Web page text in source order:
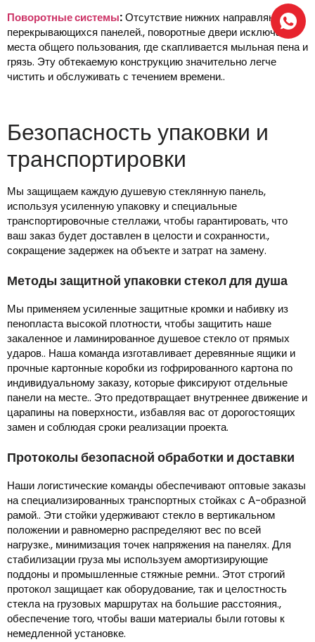
Поворотные системы:Отсутствие нижних направляющих и
перекрывающихся панелей., поворотные двери исключают
места общего пользования, где скапливается мыльная пена и
грязь. Эту обтекаемую конструкцию значительно легче
чистить и обслуживать с течением времени..
Безопасность упаковки и
транспортировки
Мы защищаем каждую душевую стеклянную панель,
используя усиленную упаковку и специальные
транспортировочные стеллажи, чтобы гарантировать, что
ваш заказ будет доставлен в целости и сохранности.,
сокращение задержек на объекте и затрат на замену.
Методы защитной упаковки стекол для душа
Мы применяем усиленные защитные кромки и набивку из
пенопласта высокой плотности, чтобы защитить наше
закаленное и ламинированное душевое стекло от прямых
ударов.. Наша команда изготавливает деревянные ящики и
прочные картонные коробки из гофрированного картона по
индивидуальному заказу, которые фиксируют отдельные
панели на месте.. Это предотвращает внутреннее движение и
царапины на поверхности., избавляя вас от дорогостоящих
замен и соблюдая сроки реализации проекта.
Протоколы безопасной обработки и доставки
Наши логистические команды обеспечивают оптовые заказы
на специализированных транспортных стойках с А-образной
рамой.. Эти стойки удерживают стекло в вертикальном
положении и равномерно распределяют вес по всей
нагрузке., минимизация точек напряжения на панелях. Для
стабилизации груза мы используем амортизирующие
поддоны и промышленные стяжные ремни.. Этот строгий
протокол защищает как оборудование, так и целостность
стекла на грузовых маршрутах на большие расстояния.,
обеспечение того, чтобы ваши материалы были готовы к
немедленной установке.